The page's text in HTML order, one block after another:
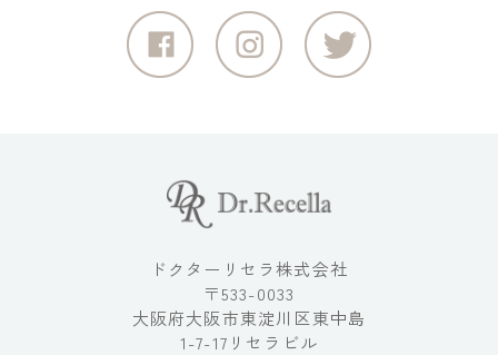
ドクターリセラ株式会社
〒533-0033
大阪府大阪市東淀川区東中島
1-7-17リセラビル